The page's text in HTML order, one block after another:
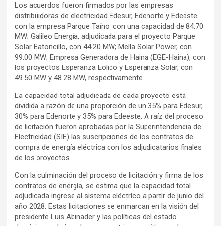
Los acuerdos fueron firmados por las empresas
distribuidoras de electricidad Edesur, Edenorte y Edeeste
con la empresa Parque Taíno, con una capacidad de 84.70
MW; Galileo Energía, adjudicada para el proyecto Parque
Solar Batoncillo, con 44.20 MW; Mella Solar Power, con
99.00 MW; Empresa Generadora de Haina (EGE-Haina), con
los proyectos Esperanza Eólico y Esperanza Solar, con
49.50 MW y 48.28 MW, respectivamente.
La capacidad total adjudicada de cada proyecto está
dividida a razón de una proporción de un 35% para Edesur,
30% para Edenorte y 35% para Edeeste. A raíz del proceso
de licitación fueron aprobadas por la Superintendencia de
Electricidad (SIE) las suscripciones de los contratos de
compra de energía eléctrica con los adjudicatarios finales
de los proyectos.
Con la culminación del proceso de licitación y firma de los
contratos de energía, se estima que la capacidad total
adjudicada ingrese al sistema eléctrico a partir de junio del
año 2028. Estas licitaciones se enmarcan en la visión del
presidente Luis Abinader y las políticas del estado